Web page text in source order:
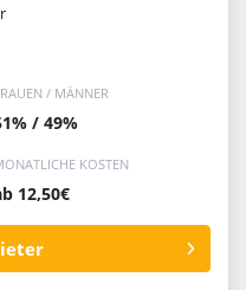
/ MÄNNER
/ 49%
KOSTEN
12,50€